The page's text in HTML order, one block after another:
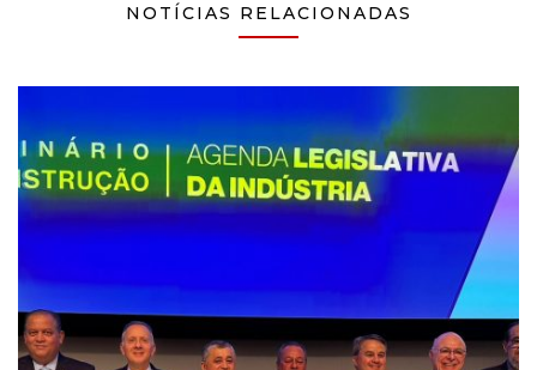
NOTÍCIAS RELACIONADAS